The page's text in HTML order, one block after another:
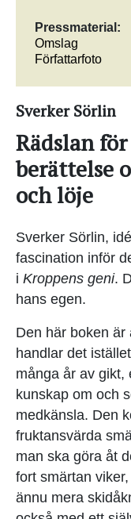
Pressmaterial:
Omslag
Författarfoto
Sverker Sörlin
Rädslan
berättelse
och löje
Sverker Sörlin,
fascination inför
i Kroppens geni.
hans egen.
Den här boken är
handlar det
många år av gikt,
kunskap om och
medkänsla. Den
fruktansvärda
man ska göra åt
fort smärtan
ännu mera